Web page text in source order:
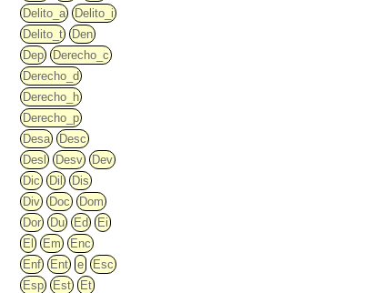
Delito_a
Delito_i
Delito_t
Den
Dep
Derecho_c
Derecho_d
Derecho_h
Derecho_p
Desa
Desc
Desl
Desv
Dev
Dic
Dil
Dis
Div
Doc
Dom
Dor
Du Ed
Ei
El
Em
Enc
Enf
Ent e
Esc
Esp
Est
Et